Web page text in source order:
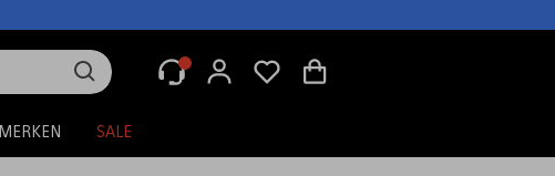
MERKEN SALE